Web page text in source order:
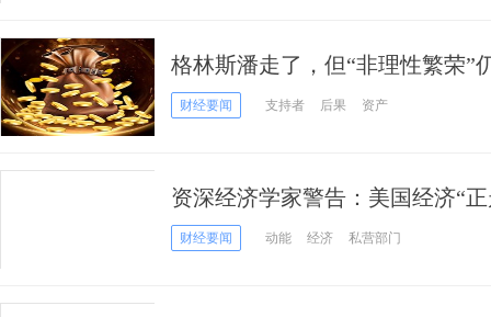
格林斯潘走了，但“非理性繁荣”
演2000年泡沫？
财经要闻 支持者 后果 资产
资深经济学家警告：美国经济“
财经要闻 动能 经济 私营部门